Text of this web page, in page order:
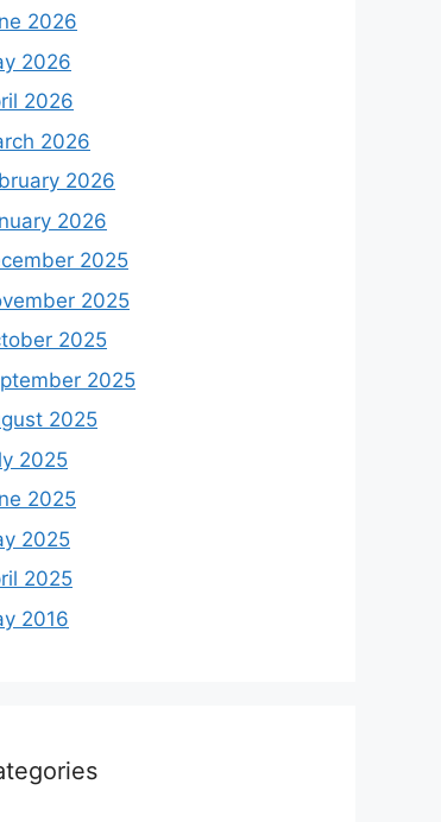
2026
2026
2026
2026
2026
2026
2025
2025
2025
2025
2025
2025
2025
2025
2025
2016